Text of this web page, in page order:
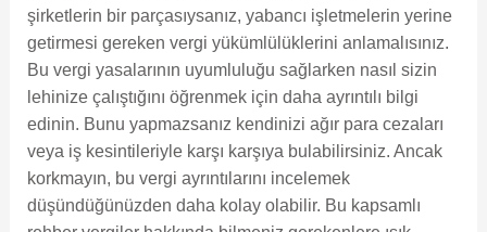
şirketlerin bir parçasıysanız, yabancı işletmelerin yerine
getirmesi gereken vergi yükümlülüklerini anlamalısınız.
Bu vergi yasalarının uyumluluğu sağlarken nasıl sizin
lehinize çalıştığını öğrenmek için daha ayrıntılı bilgi
edinin. Bunu yapmazsanız kendinizi ağır para cezaları
veya iş kesintileriyle karşı karşıya bulabilirsiniz. Ancak
korkmayın, bu vergi ayrıntılarını incelemek
düşündüğünüzden daha kolay olabilir. Bu kapsamlı